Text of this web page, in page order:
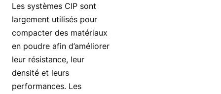
Les systèmes CIP sont
largement utilisés pour
compacter des matériaux
en poudre afin d’améliorer
leur résistance, leur
densité et leurs
performances. Les